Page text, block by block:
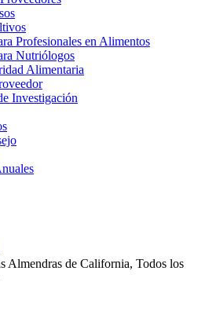
Profesionales en Alimentos
Nutriólogos
Alimentaria
Investigación
Almendras de California, Todos los